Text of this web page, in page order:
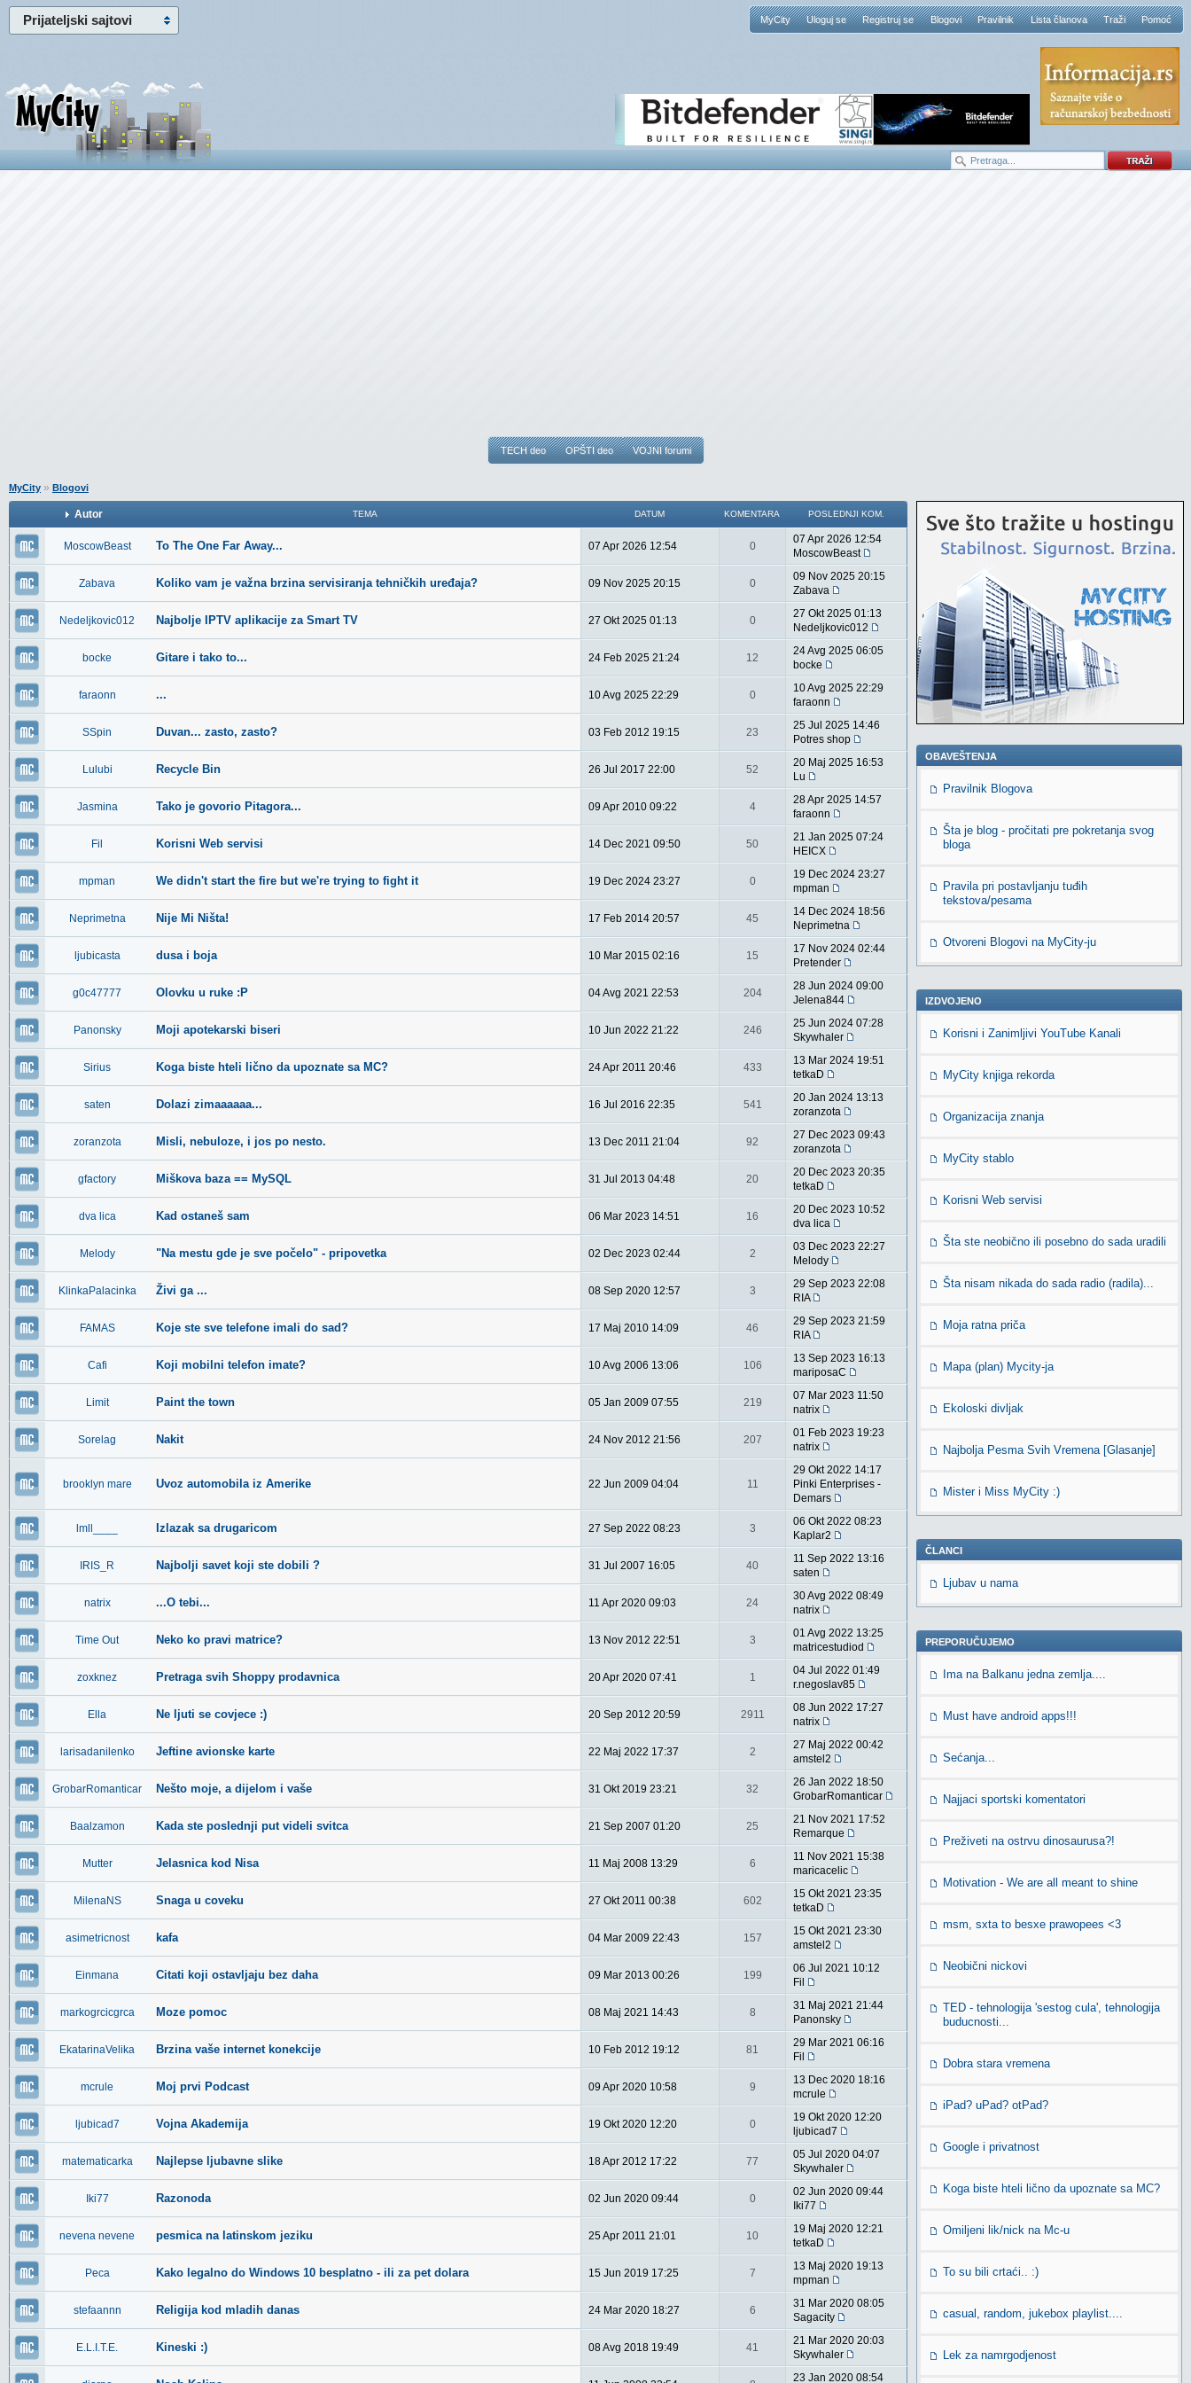
Prijateljski sajtovi MyCity Uloguj se Registruj se Blogovi Pravilnik Lista članova Traži Pomoć
TECH deo OPŠTI deo VOJNI forumi
MyCity » Blogovi
Autor TEMA DATUM KOMENTARA POSLEDNJI KOM.
MoscowBeast To The One Far Away... 07 Apr 2026 12:54 0
07 Apr 2026 12:54
MoscowBeast
Zabava Koliko vam je važna brzina servisiranja tehničkih uređaja? 09 Nov 2025 20:15 0
09 Nov 2025 20:15
Zabava
Nedeljkovic012 Najbolje IPTV aplikacije za Smart TV 27 Okt 2025 01:13 0
27 Okt 2025 01:13
Nedeljkovic012
bocke Gitare i tako to... 24 Feb 2025 21:24 12
24 Avg 2025 06:05
bocke
faraonn ... 10 Avg 2025 22:29 0
10 Avg 2025 22:29
faraonn
SSpin Duvan... zasto, zasto? 03 Feb 2012 19:15 23
25 Jul 2025 14:46
Potres shop
Lulubi Recycle Bin 26 Jul 2017 22:00 52
20 Maj 2025 16:53
Lu
Jasmina Tako je govorio Pitagora... 09 Apr 2010 09:22 4
28 Apr 2025 14:57
faraonn
Fil Korisni Web servisi 14 Dec 2021 09:50 50
21 Jan 2025 07:24
HEICX
mpman We didn't start the fire but we're trying to fight it 19 Dec 2024 23:27 0
19 Dec 2024 23:27
mpman
Neprimetna Nije Mi Ništa! 17 Feb 2014 20:57 45
14 Dec 2024 18:56
Neprimetna
ljubicasta dusa i boja 10 Mar 2015 02:16 15
17 Nov 2024 02:44
Pretender
g0c47777 Olovku u ruke :P 04 Avg 2021 22:53 204
28 Jun 2024 09:00
Jelena844
Panonsky Moji apotekarski biseri 10 Jun 2022 21:22 246
25 Jun 2024 07:28
Skywhaler
Sirius Koga biste hteli lično da upoznate sa MC? 24 Apr 2011 20:46 433
13 Mar 2024 19:51
tetkaD
saten Dolazi zimaaaaaa... 16 Jul 2016 22:35 541
20 Jan 2024 13:13
zoranzota
zoranzota Misli, nebuloze, i jos po nesto. 13 Dec 2011 21:04 92
27 Dec 2023 09:43
zoranzota
gfactory Miškova baza == MySQL 31 Jul 2013 04:48 20
20 Dec 2023 20:35
tetkaD
dva lica Kad ostaneš sam 06 Mar 2023 14:51 16
20 Dec 2023 10:52
dva lica
Melody "Na mestu gde je sve počelo" - pripovetka 02 Dec 2023 02:44 2
03 Dec 2023 22:27
Melody
KlinkaPalacinka Živi ga ... 08 Sep 2020 12:57 3
29 Sep 2023 22:08
RIA
FAMAS Koje ste sve telefone imali do sad? 17 Maj 2010 14:09 46
29 Sep 2023 21:59
RIA
Cafi Koji mobilni telefon imate? 10 Avg 2006 13:06 106
13 Sep 2023 16:13
mariposaC
Limit Paint the town 05 Jan 2009 07:55 219
07 Mar 2023 11:50
natrix
Sorelag Nakit 24 Nov 2012 21:56 207
01 Feb 2023 19:23
natrix
brooklyn mare Uvoz automobila iz Amerike 22 Jun 2009 04:04 11
29 Okt 2022 14:17
Pinki Enterprises -
Demars
lmll____ Izlazak sa drugaricom 27 Sep 2022 08:23 3
06 Okt 2022 08:23
Kaplar2
IRIS_R Najbolji savet koji ste dobili ? 31 Jul 2007 16:05 40
11 Sep 2022 13:16
saten
natrix ...O tebi... 11 Apr 2020 09:03 24
30 Avg 2022 08:49
natrix
Time Out Neko ko pravi matrice? 13 Nov 2012 22:51 3
01 Avg 2022 13:25
matricestudiod
zoxknez Pretraga svih Shoppy prodavnica 20 Apr 2020 07:41 1
04 Jul 2022 01:49
r.negoslav85
Ella Ne ljuti se covjece :) 20 Sep 2012 20:59 2911
08 Jun 2022 17:27
natrix
larisadanilenko Jeftine avionske karte 22 Maj 2022 17:37 2
27 Maj 2022 00:42
amstel2
GrobarRomanticar Nešto moje, a dijelom i vaše 31 Okt 2019 23:21 32
26 Jan 2022 18:50
GrobarRomanticar
Baalzamon Kada ste poslednji put videli svitca 21 Sep 2007 01:20 25
21 Nov 2021 17:52
Remarque
Mutter Jelasnica kod Nisa 11 Maj 2008 13:29 6
11 Nov 2021 15:38
maricacelic
MilenaNS Snaga u coveku 27 Okt 2011 00:38 602
15 Okt 2021 23:35
tetkaD
asimetricnost kafa 04 Mar 2009 22:43 157
15 Okt 2021 23:30
amstel2
Einmana Citati koji ostavljaju bez daha 09 Mar 2013 00:26 199
06 Jul 2021 10:12
Fil
markogrcicgrca Moze pomoc 08 Maj 2021 14:43 8
31 Maj 2021 21:44
Panonsky
EkatarinaVelika Brzina vaše internet konekcije 10 Feb 2012 19:12 81
29 Mar 2021 06:16
Fil
mcrule Moj prvi Podcast 09 Apr 2020 10:58 9
13 Dec 2020 18:16
mcrule
ljubicad7 Vojna Akademija 19 Okt 2020 12:20 0
19 Okt 2020 12:20
ljubicad7
matematicarka Najlepse ljubavne slike 18 Apr 2012 17:22 77
05 Jul 2020 04:07
Skywhaler
Iki77 Razonoda 02 Jun 2020 09:44 0
02 Jun 2020 09:44
Iki77
nevena nevene pesmica na latinskom jeziku 25 Apr 2011 21:01 10
19 Maj 2020 12:21
tetkaD
Peca Kako legalno do Windows 10 besplatno - ili za pet dolara 15 Jun 2019 17:25 7
13 Maj 2020 19:13
mpman
stefaannn Religija kod mladih danas 24 Mar 2020 18:27 6
31 Mar 2020 08:05
Sagacity
E.L.I.T.E. Kineski :) 08 Avg 2018 19:49 41
21 Mar 2020 20:03
Skywhaler
23 Jan 2020 08:54
OBAVEŠTENJA
Pravilnik Blogova
Šta je blog - pročitati pre pokretanja svog
bloga
Pravila pri postavljanju tuđih
tekstova/pesama
Otvoreni Blogovi na MyCity-ju
IZDVOJENO
Korisni i Zanimljivi YouTube Kanali
MyCity knjiga rekorda
Organizacija znanja
MyCity stablo
Korisni Web servisi
Šta ste neobično ili posebno do sada uradili
Šta nisam nikada do sada radio (radila)...
Moja ratna priča
Mapa (plan) Mycity-ja
Ekoloski divljak
Najbolja Pesma Svih Vremena [Glasanje]
Mister i Miss MyCity :)
ČLANCI
Ljubav u nama
PREPORUČUJEMO
Ima na Balkanu jedna zemlja....
Must have android apps!!!
Sećanja...
Najjaci sportski komentatori
Preživeti na ostrvu dinosaurusa?!
Motivation - We are all meant to shine
msm, sxta to besxe prawopees <3
Neobični nickovi
TED - tehnologija 'sestog cula', tehnologija
buducnosti...
Dobra stara vremena
iPad? uPad? otPad?
Google i privatnost
Koga biste hteli lično da upoznate sa MC?
Omiljeni lik/nick na Mc-u
To su bili crtaći.. :)
casual, random, jukebox playlist....
Lek za namrgodjenost